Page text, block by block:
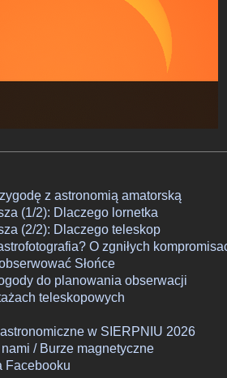
z astronomią amatorską
(1/2): Dlaczego lornetka
(2/2): Dlaczego teleskop
O zgniłych
Słońce
do planowania obserwacji
teleskopowych
w SIERPNIU 2026
/ Burze magnetyczne
Facebooku